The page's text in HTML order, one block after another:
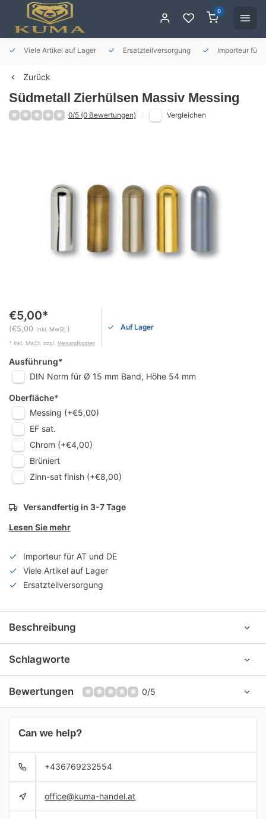
0
Viele Artikel auf Lager Ersatzteilversorgung Importeur für
Zurück
Südmetall Zierhülsen Massiv Messing
0/5 (0 Bewertungen) Vergleichen
€5,00*
(€5,00 Inkl. MwSt. )
* Inkl. MwSt. zzgl. Versandkosten
Auf Lager
Ausführung*
DIN Norm für Ø 15 mm Band, Höhe 54 mm
Oberfläche*
Messing (+€5,00)
EF sat.
Chrom (+€4,00)
Brüniert
Zinn-sat finish (+€8,00)
Versandfertig in 3-7 Tage
Lesen Sie mehr
Importeur für AT und DE
Viele Artikel auf Lager
Ersatzteilversorgung
Beschreibung
Schlagworte
Bewertungen 0/5
Can we help?
+436769232554
office@kuma-handel.at